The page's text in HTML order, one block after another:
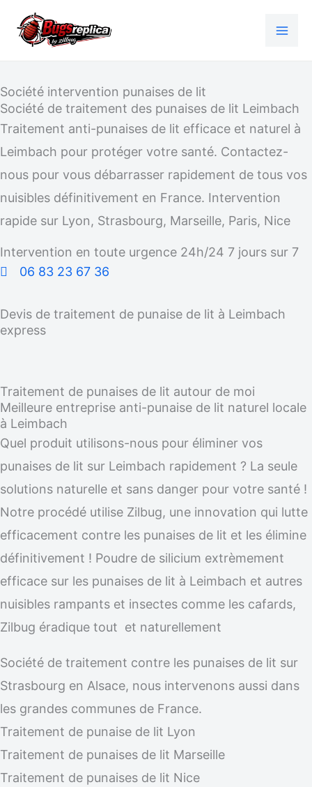
Société intervention punaises de lit
Société de traitement des punaises de lit Leimbach
Traitement anti-punaises de lit efficace et naturel à
Leimbach pour protéger votre santé. Contactez-
nous pour vous débarrasser rapidement de tous vos
nuisibles définitivement en France. Intervention
rapide sur Lyon, Strasbourg, Marseille, Paris, Nice
Intervention en toute urgence 24h/24 7 jours sur 7
06 83 23 67 36
Devis de traitement de punaise de lit à Leimbach
express
Traitement de punaises de lit autour de moi
Meilleure entreprise anti-punaise de lit naturel locale
à Leimbach
Quel produit utilisons-nous pour éliminer vos
punaises de lit sur Leimbach rapidement ? La seule
solutions naturelle et sans danger pour votre santé !
Notre procédé utilise Zilbug, une innovation qui lutte
efficacement contre les punaises de lit et les élimine
définitivement ! Poudre de silicium extrèmement
efficace sur les punaises de lit à Leimbach et autres
nuisibles rampants et insectes comme les cafards,
Zilbug éradique tout et naturellement
Société de traitement contre les punaises de lit sur
Strasbourg en Alsace, nous intervenons aussi dans
les grandes communes de France.
Traitement de punaise de lit Lyon
Traitement de punaises de lit Marseille
Traitement de punaises de lit Nice